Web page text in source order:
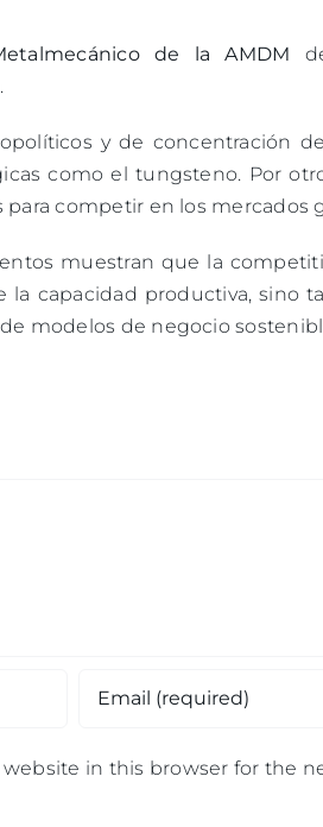
de la AMDM
y de concentración
como el tungsteno. Por
competir en los mercados
muestran que la
capacidad productiva, sino
modelos de negocio
website in this browser for the